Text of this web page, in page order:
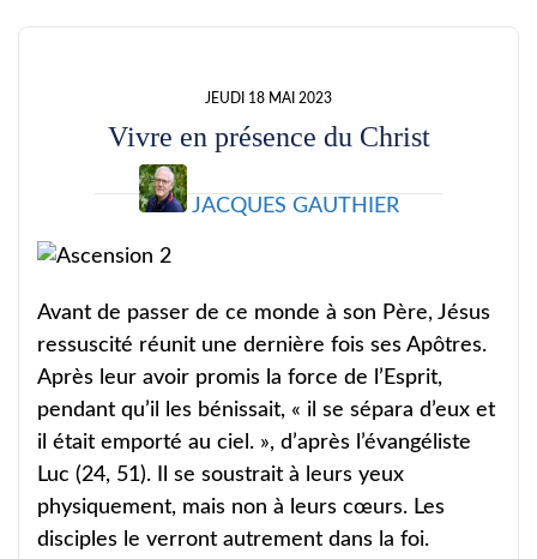
JEUDI 18 MAI 2023
Vivre en présence du Christ
JACQUES GAUTHIER
Avant de passer de ce monde à son Père, Jésus
ressuscité réunit une dernière fois ses Apôtres.
Après leur avoir promis la force de l’Esprit,
pendant qu’il les bénissait, « il se sépara d’eux et
il était emporté au ciel. », d’après l’évangéliste
Luc (24, 51). Il se soustrait à leurs yeux
physiquement, mais non à leurs cœurs. Les
disciples le verront autrement dans la foi.